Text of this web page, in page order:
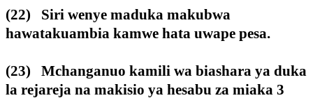
(22) Siri wenye maduka makubwa
hawatakuambia kamwe hata uwape pesa.
(23) Mchanganuo kamili wa biashara ya duka
la rejareja na makisio ya hesabu za miaka 3